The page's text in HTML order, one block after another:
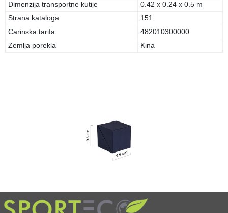
Dimenzija transportne kutije
0.42 x 0.24 x 0.5 m
Strana kataloga
151
Carinska tarifa
482010300000
Zemlja porekla
Kina